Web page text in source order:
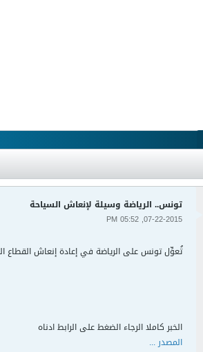
تونس.. الرياضة وسيلة لإنعاش السياحة
07-22-2015, 05:52 PM
تُعوِّل تونس على الرياضة في إعادة إنعاش القطاع
الخبر كاملا الرجاء الضغط على الرابط ادناه
المصدر ...